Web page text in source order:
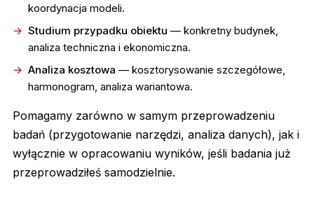
koordynacja modeli.
Studium przypadku obiektu — konkretny budynek,
analiza techniczna i ekonomiczna.
Analiza kosztowa — kosztorysowanie szczegółowe,
harmonogram, analiza wariantowa.
Pomagamy zarówno w samym przeprowadzeniu
badań (przygotowanie narzędzi, analiza danych), jak i
wyłącznie w opracowaniu wyników, jeśli badania już
przeprowadziłeś samodzielnie.